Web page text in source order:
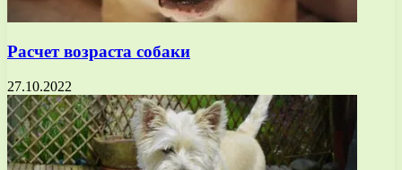
Расчет возраста собаки
27.10.2022